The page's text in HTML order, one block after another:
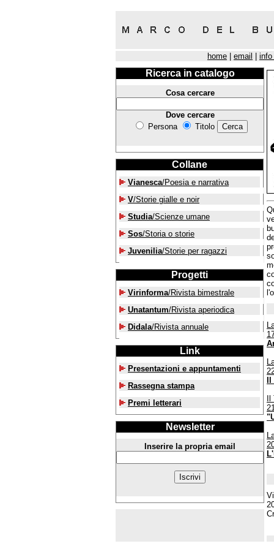
home email info
Ricerca in catalogo
Cosa cercare
Dove cercare
Persona
Titolo
Collane
Vianesca/Poesia e narrativa
V/Storie gialle e noir
Studia/Scienze umane
Sos/Storia o storie
Juvenilia/Storie per ragazzi
Progetti
Virinforma/Rivista bimestrale
Unatantum/Rivista aperiodica
Didala/Rivista annuale
Link
Presentazioni e appuntamenti
Rassegna stampa
Premi letterari
Newsletter
Inserire la propria email